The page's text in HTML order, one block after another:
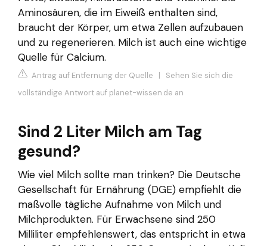
Aminosäuren, die im Eiweiß enthalten sind,
braucht der Körper, um etwa Zellen aufzubauen
und zu regenerieren. Milch ist auch eine wichtige
Quelle für Calcium.
Antrag auf Entfernung der Quelle | Sehen Sie sich die
vollständige Antwort auf planet-wissen.de an
Sind 2 Liter Milch am Tag
gesund?
Wie viel Milch sollte man trinken? Die Deutsche
Gesellschaft für Ernährung (DGE) empfiehlt die
maßvolle tägliche Aufnahme von Milch und
Milchprodukten. Für Erwachsene sind 250
Milliliter empfehlenswert, das entspricht in etwa